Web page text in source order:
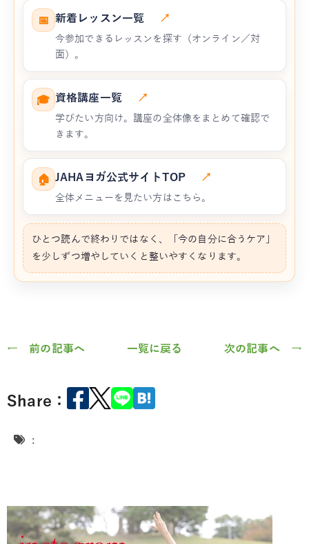
📅 新着レッスン一覧 ↗
今参加できるレッスンを探す（オンライン／対
面）。
🎓 資格講座一覧 ↗
学びたい方向け。講座の全体像をまとめて確認で
きます。
🏠 JAHAヨガ公式サイトTOP ↗
全体メニューを見たい方はこちら。
ひとつ読んで終わりではなく、「今の自分に合うケア」
を少しずつ増やしていくと整いやすくなります。
← 前の記事へ 一覧に戻る 次の記事へ →
Share：
: